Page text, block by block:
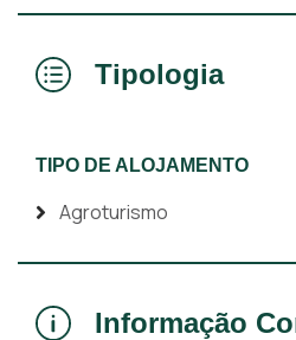
Tipologia
TIPO DE ALOJAMENTO
Agroturismo
Informação